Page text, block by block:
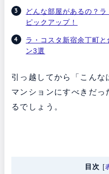
どんな部屋があるの？
ピックアップ！
ラ・コスタ新宿余丁町
ン3選
引っ越してから「こん
マンションにすべきだ
るでしょう。
目次 [